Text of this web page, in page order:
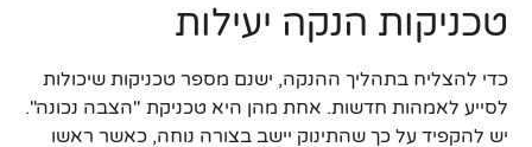
טכניקות הנקה יעילות
כדי להצליח בתהליך ההנקה, ישנם מספר טכניקות שיכולות
לסייע לאמהות חדשות. אחת מהן היא טכניקת "הצבה נכונה".
יש להקפיד על כך שהתינוק יישב בצורה נוחה, כאשר ראשו